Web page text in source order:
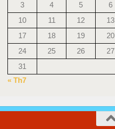
3
4 5 6
10
11 12 13
17
18 19 20
24
25 26 27
31
« Th7